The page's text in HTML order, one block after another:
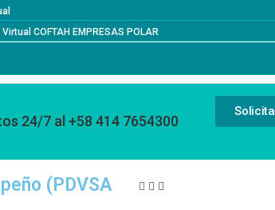
COFTAH EMPRESAS POLAR
24/7 al +58 414 7654300
(PDVSA